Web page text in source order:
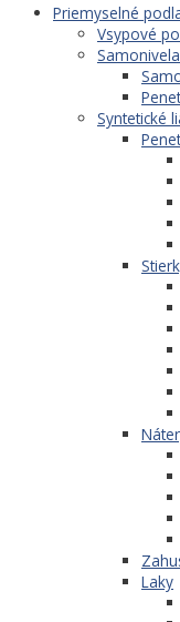
Priemyselné
Vsypové
Syntetické
Laky